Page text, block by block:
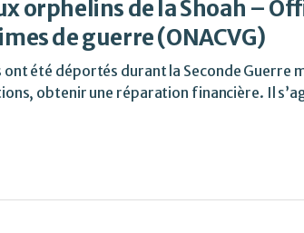
orphelins de la Shoah –
de guerre (ONACVG)
été déportés durant la Seconde Guerre
obtenir une réparation financière. Il